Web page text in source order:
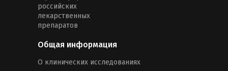
российских
лекарственных
препаратов
Общая информация
О клинических исследованиях